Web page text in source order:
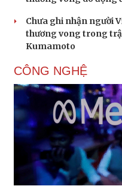
Chưa ghi nhận người
thương vong trong
Kumamoto
CÔNG NGHỆ